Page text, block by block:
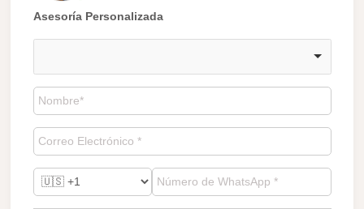
Asesoría Personalizada